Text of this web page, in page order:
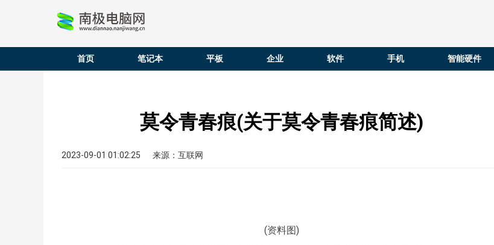
首页 笔记本 平板 企业 软件 手机 智能硬件
莫令青春痕(关于莫令青春痕简述)
2023-09-01 01:02:25 来源：互联网
(资料图)